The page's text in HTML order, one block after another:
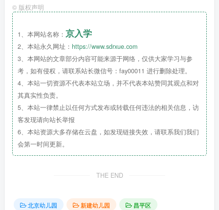
建设项目名称：北京市昌平区沙河高教园区四期
0002、0003、0004、0009、0010、0012、
0008、0013地块R2二类居住用地、A33基础教
育用地、A8社区综合服务设施用地项目（社区
综合服务楼等11项）
建设位置：昌平区沙河镇
建设规模：17748.61平方米，381米
附图及附件名称：本工程建设工程规划许可证附
件及设计总平面图一份。
核发日期：2023-11-02
© 版权声明
1、本网站名称： 京入学
2、本站永久网址： https://www.sdrxue.com
3、本网站的文章部分内容可能来源于网络，仅供大家学习与参
考，如有侵权，请联系站长微信号：fay00011 进行删除处理。
4、本站一切资源不代表本站立场，并不代表本站赞同其观点和对
其真实性负责。
5、本站一律禁止以任何方式发布或转载任何违法的相关信息，访
客发现请向站长举报
6、本站资源大多存储在云盘，如发现链接失效，请联系我们我们
会第一时间更新。
THE END
北京幼儿园 新建幼儿园 昌平区